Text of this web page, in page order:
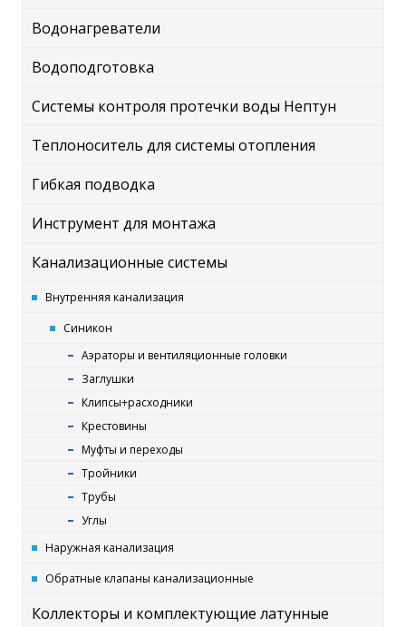
Водонагреватели
Водоподготовка
Системы контроля протечки воды Нептун
Теплоноситель для системы отопления
Гибкая подводка
Инструмент для монтажа
Канализационные системы
Внутренняя канализация
Синикон
Аэраторы и вентиляционные головки
Заглушки
Клипсы+расходники
Крестовины
Муфты и переходы
Тройники
Трубы
Углы
Наружная канализация
Обратные клапаны канализационные
Коллекторы и комплектующие латунные